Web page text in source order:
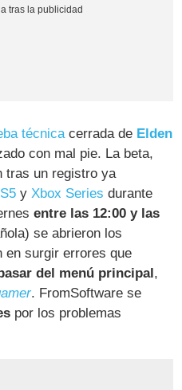
técnicacerrada de Elden
con mal pie. La beta,
tras un registro ya
yXbox Series durante
entre las 12:00 y las
se abrieron los
en surgir errores que
del menú principal,
. FromSoftware se
por los problemas